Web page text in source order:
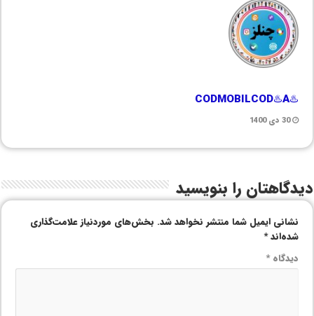
♨️CODMOBILCOD♨️A
30 دی 1400
دیدگاهتان را بنویسید
نشانی ایمیل شما منتشر نخواهد شد. بخش‌های موردنیاز علامت‌گذاری
شده‌اند*
دیدگاه*